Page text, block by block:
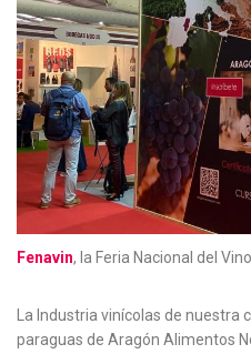
Fenavin, la Feria Nacional del
La Industria vinícolas de nuestra
paraguas de Aragón Alimentos